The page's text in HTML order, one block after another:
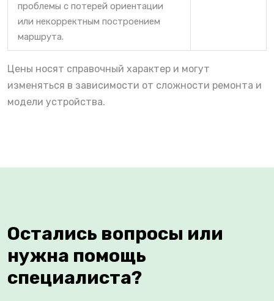
проблемы с потерей ориентации
или некорректным построением
маршрута.
Цены носят справочный характер и могут
изменяться в зависимости от сложности ремонта и
модели устройства.
Остались вопросы или
нужна помощь
специалиста?